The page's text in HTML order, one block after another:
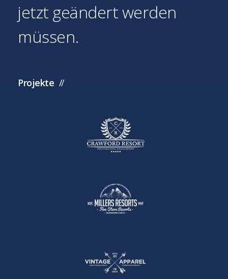
jetzt geändert werden
müssen.
Projekte